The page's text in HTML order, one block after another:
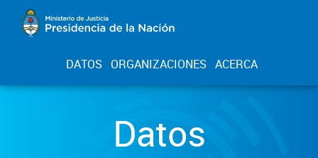
DATOS ORGANIZACIONES ACERCA
Datos